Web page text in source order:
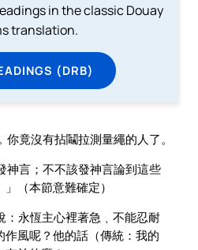
in the classic Douay
translation.
(DRB)
竟沒有拈鬮拉測量繩的人了。
神言；不不該發神言論到這些
（本節意難確定）
：永恆主心裡著急﹑不能忍耐
風呢？他的話（傳統：我的